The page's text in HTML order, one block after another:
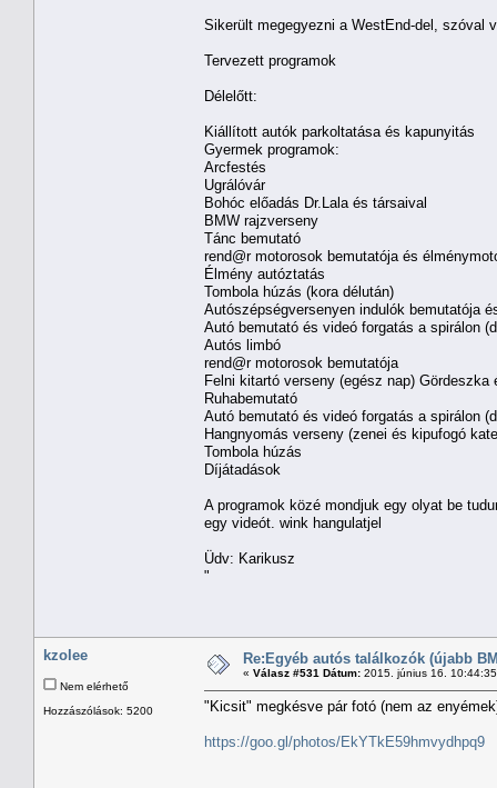
Sikerült megegyezni a WestEnd-del, szóval
Tervezett programok
Délelőtt:
Kiállított autók parkoltatása és kapunyitás
Gyermek programok:
Arcfestés
Ugrálóvár
Bohóc előadás Dr.Lala és társaival
BMW rajzverseny
Tánc bemutató
rend@r motorosok bemutatója és
Élmény autóztatás
Tombola húzás (kora délután)
Autószépségversenyen indulók bemutatója
Autó bemutató és videó forgatás a spirálon
Autós limbó
rend@r motorosok bemutatója
Felni kitartó verseny (egész nap)
Ruhabemutató
Autó bemutató és videó forgatás a spirálon
Hangnyomás verseny (zenei és kipufogó
Tombola húzás
Díjátadások
A programok közé mondjuk egy olyat be
egy videót. wink hangulatjel
Üdv: Karikusz
"
kzolee
Nem elérhető
Hozzászólások: 5200
Re:Egyéb autós találkozók (újabb
« Válasz #531 Dátum: 2015. június 16.
"Kicsit" megkésve pár fotó (nem az
https://goo.gl/photos/EkYTkE59hmvydhpq9